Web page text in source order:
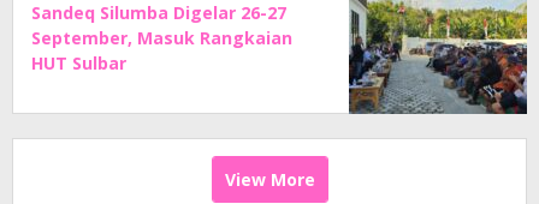
Sandeq Silumba Digelar 26-27
September, Masuk Rangkaian
HUT Sulbar
View More